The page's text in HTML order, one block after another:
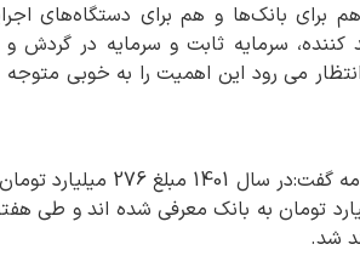
تسهیلات تبصره 18 هم برای بانک‌ها و هم برای
کننده، سرمایه ثابت و سرمایه در گردش
مبلغ 115 میلیارد تومان به بانک معرفی شده
شد.